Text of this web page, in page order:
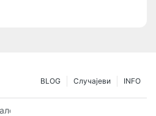
INFO
Случајеви
BLOG
Регале: Трендови И